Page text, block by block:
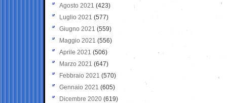
Agosto 2021 (423)
Luglio 2021 (577)
Giugno 2021(559)
Maggio 2021 (556)
Aprile 2021 (506)
Marzo 2021 (647)
Febbraio 2021 (570)
Gennaio 2021 (605)
Dicembre 2020 (619)